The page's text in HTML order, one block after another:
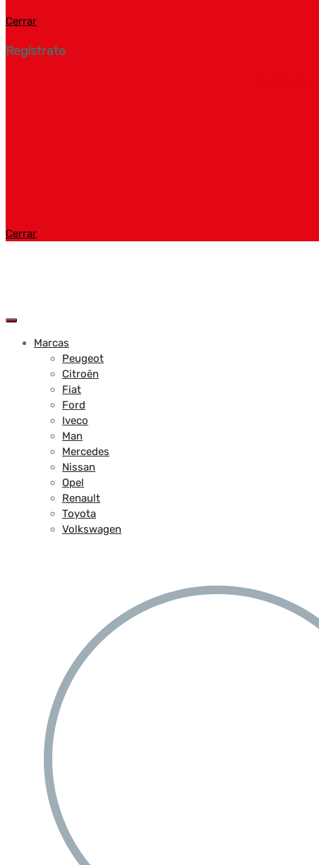
Cerrar
Regístrate
Cerrar
Marcas
Peugeot
Citroën
Fiat
Ford
Iveco
Man
Mercedes
Nissan
Opel
Renault
Toyota
Volkswagen